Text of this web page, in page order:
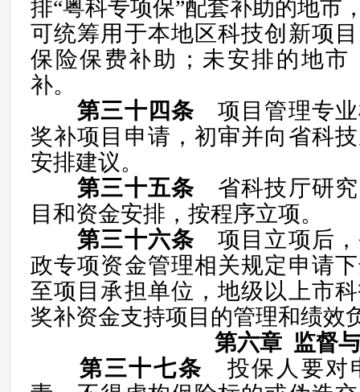
排“粤科专项保”配套补助的地市
可统筹用于本地区科技创新项
保险保费补助；未安排的地市
补。
第三十四条 项目管理专业
奖补项目申请，初审并向省科
安排建议。
第三十五条 省科技厅研究
目和资金安排，按程序立项。
第三十六条 项目立项后，
政专项资金管理相关规定申请
至项目承担单位，地级以上市
奖补资金支持项目的管理和绩效
第六章 监督
第三十七条 投保人要对